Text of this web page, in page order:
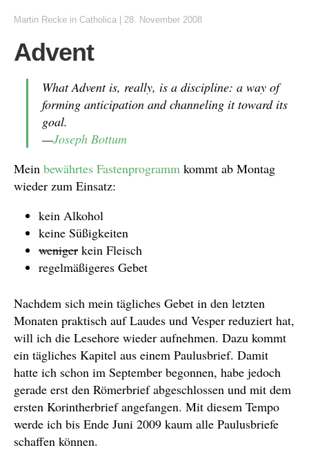
Martin Recke in Catholica 28. November 2008
Advent
What Advent is, really, is a discipline: a way of
forming anticipation and channeling it toward its
goal.
—Joseph Bottum
Mein bewährtes Fastenprogramm kommt ab Montag
wieder zum Einsatz:
kein Alkohol
keine Süßigkeiten
weniger kein Fleisch
regelmäßigeres Gebet
Nachdem sich mein tägliches Gebet in den letzten
Monaten praktisch auf Laudes und Vesper reduziert hat,
will ich die Lesehore wieder aufnehmen. Dazu kommt
ein tägliches Kapitel aus einem Paulusbrief. Damit
hatte ich schon im September begonnen, habe jedoch
gerade erst den Römerbrief abgeschlossen und mit dem
ersten Korintherbrief angefangen. Mit diesem Tempo
werde ich bis Ende Juni 2009 kaum alle Paulusbriefe
schaffen können.